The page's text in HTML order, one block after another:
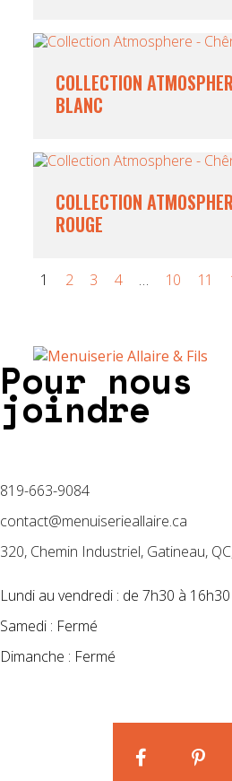
COLLECTION
BLANC
COLLECTION
ROUGE
1 2 3 4 … 10 11
Pour nous
joindre
819-663-9084
contact@menuiserieallaire.ca
320, Chemin Industriel, Gatineau,
Lundi au vendredi : de 7h30 à 16h30
Samedi : Fermé
Dimanche : Fermé